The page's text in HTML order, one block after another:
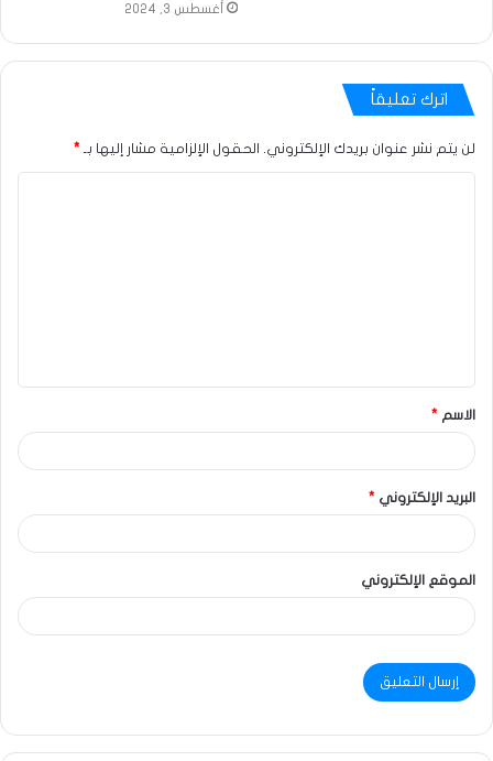
أغسطس 3, 2024
اترك تعليقاً
لن يتم نشر عنوان بريدك الإلكتروني. الحقول الإلزامية مشار إليها بـ *
الاسم *
البريد الإلكتروني *
الموقع الإلكتروني